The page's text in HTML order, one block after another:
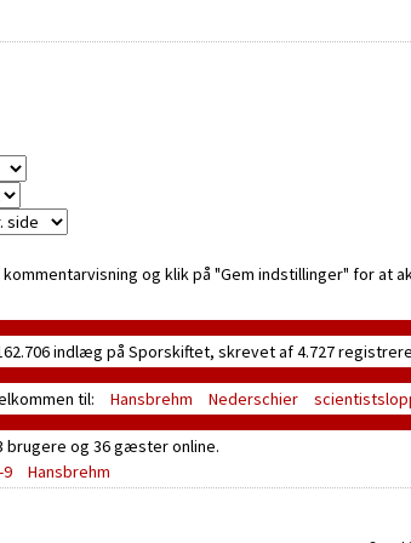
og klik på "Gem indstillinger" for at
indlæg på Sporskiftet, skrevet af 4.727
til: Hansbrehm Nederschier
brugere og 36 gæsteronline.
Hansbrehm